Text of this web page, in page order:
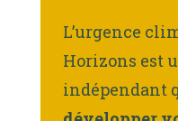
L’urgence
Horizons est
indépendant